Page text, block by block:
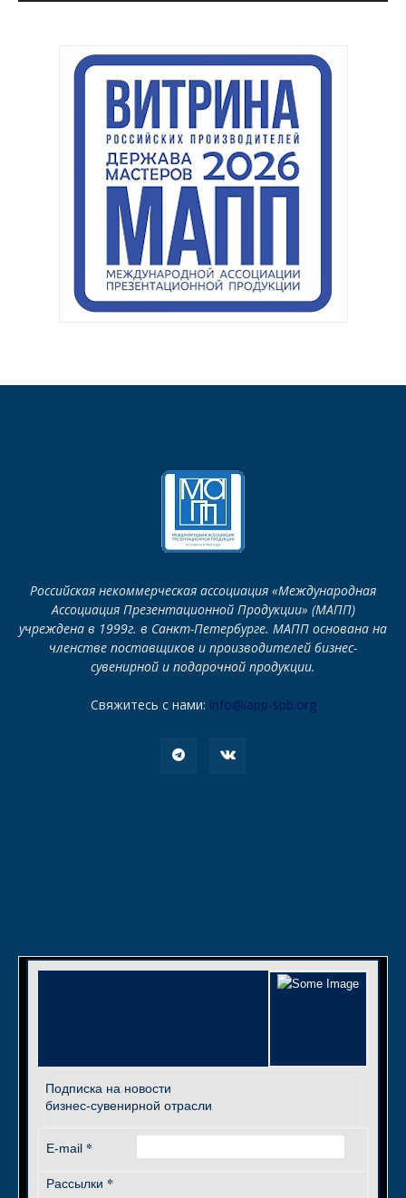
Российская некоммерческая ассоциация «Международная
Ассоциация Презентационной Продукции» (МАПП)
учреждена в 1999г. в Санкт-Петербурге. МАПП основана на
членстве поставщиков и производителей бизнес-
сувенирной и подарочной продукции.
Свяжитесь с нами: info@iapp-spb.org
Подписка на новости
бизнес-сувенирной отрасли
E-mail *
Рассылки *